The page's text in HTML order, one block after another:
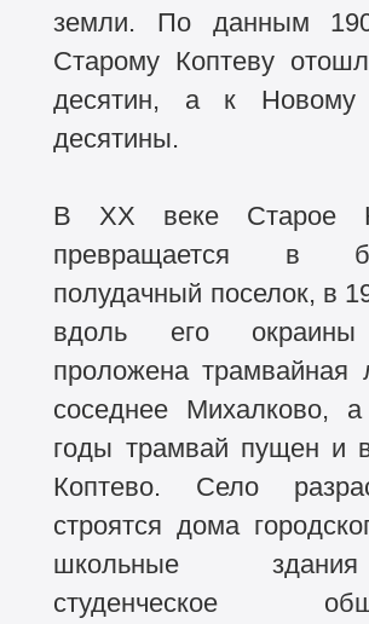
земли. По данным
Старому Коптеву
десятин, а к
десятины.
В XX веке Старое
превращается в
полудачный поселок, в
вдоль его
проложена трамвайная
соседнее Михалково,
годы трамвай пущен и
Коптево. Село
строятся дома
школьные
студенческое